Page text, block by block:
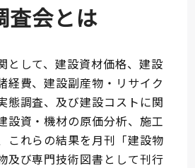
査会とは
として、建設資材価格、建設
経費、建設副産物・リサイク
態調査、及び建設コストに関
設資・機材の原価分析、施工
これらの結果を月刊「建設物
及び専門技術図書として刊行